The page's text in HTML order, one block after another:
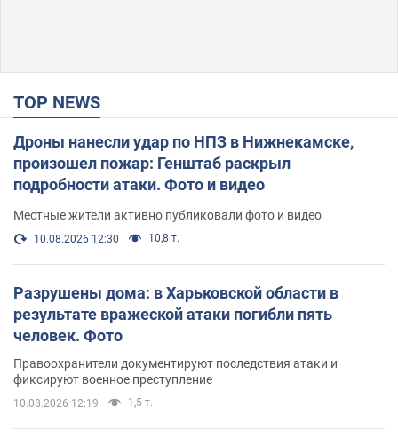
TOP NEWS
Дроны нанесли удар по НПЗ в Нижнекамске,
произошел пожар: Генштаб раскрыл
подробности атаки. Фото и видео
Местные жители активно публиковали фото и видео
10.08.2026 12:30 10,8 т.
Разрушены дома: в Харьковской области в
результате вражеской атаки погибли пять
человек. Фото
Правоохранители документируют последствия атаки и
фиксируют военное преступление
10.08.2026 12:19 1,5 т.